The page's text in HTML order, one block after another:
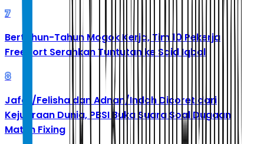
7
Bertahun-Tahun Mogok Kerja, Tim 10 Pekerja
Freeport Serahkan Tuntutan ke Said Iqbal
8
Jafar/Felisha dan Adnan/Indah Dicoret dari
Kejuaraan Dunia, PBSI Buka Suara Soal Dugaan
Match Fixing